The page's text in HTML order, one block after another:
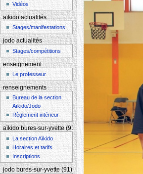
Vidéos
aïkido actualités
Stages/manifestations
jodo actualités
Stages/compétitions
enseignement
Le professeur
renseignements
Bureau de la section
Aïkido/Jodo
Règlement intérieur
aïkido bures-sur-yvette (91)
La section Aïkido
Horaires et tarifs
Inscriptions
jodo bures-sur-yvette (91)